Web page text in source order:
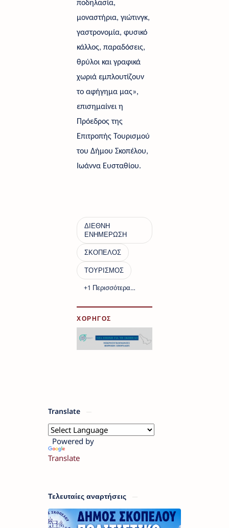
ποδηλασία,
μοναστήρια, γιώτινγκ,
γαστρονομία, φυσικό
κάλλος, παραδόσεις,
θρύλοι και γραφικά
χωριά εμπλουτίζουν
το αφήγημα μας»,
επισημαίνει η
Πρόεδρος της
Επιτροπής Τουρισμού
του Δήμου Σκοπέλου,
Ιωάννα Ευσταθίου.
ΧΟΡΗΓΟΣ
Translate
Powered by
Translate
Τελευταίες αναρτήσεις